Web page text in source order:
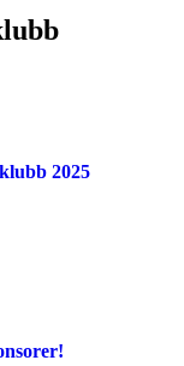
2025